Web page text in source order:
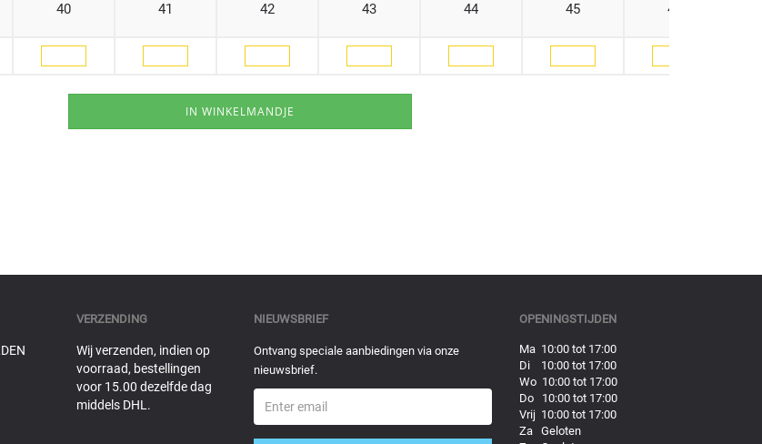
40 41 42 43 44 45 46
VERZENDING
Wij verzenden, indien op
voorraad, bestellingen
voor 15.00 dezelfde dag
middels DHL.
NIEUWSBRIEF
Ontvang speciale aanbiedingen via onze
nieuwsbrief.
OPENINGSTIJDEN
Ma 10:00 tot 17:00
Di 10:00 tot 17:00
Wo 10:00 tot 17:00
Do 10:00 tot 17:00
Vrij 10:00 tot 17:00
Za Geloten